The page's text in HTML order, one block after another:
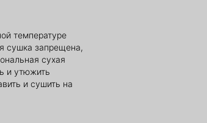
температуре
сушка запрещена,
сухая
и утюжить
и сушить на